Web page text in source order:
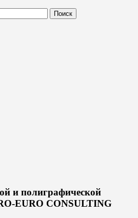
Поиск
и полиграфической
EURO CONSULTING